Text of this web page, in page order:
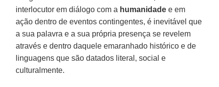
interlocutor em diálogo com a humanidade e em
ação dentro de eventos contingentes, é inevitável que
a sua palavra e a sua própria presença se revelem
através e dentro daquele emaranhado histórico e de
linguagens que são datados literal, social e
culturalmente.